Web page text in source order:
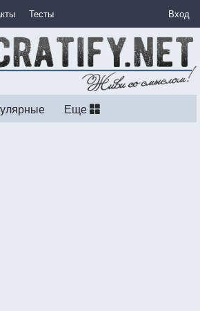
Тесты Вход
Еще